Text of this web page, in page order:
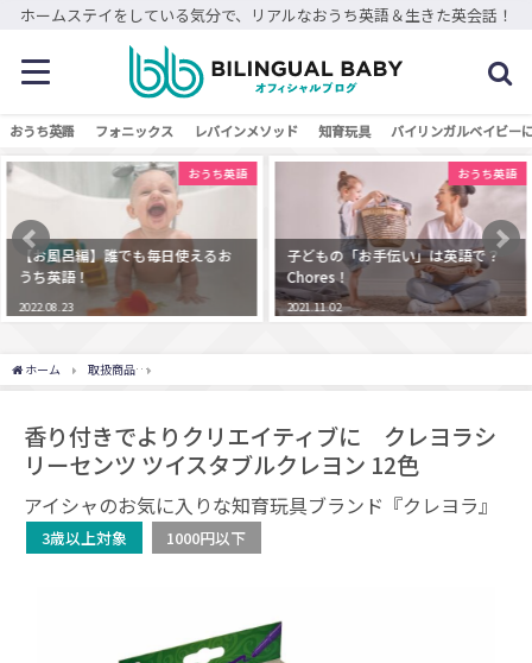
ホームステイをしている気分で、リアルなおうち英語＆生きた英会話！
おうち英語 フォニックス レバインメソッド 知育玩具 バイリンガルベイビー
おうち英語
【お風呂編】誰でも毎日使えるお
うち英語！
2022.08.23
おうち英語
子どもの「お手伝い」は英語で？
Chores！
2021.11.02
ホーム 取扱商品
香り付きでよりクリエイティブに クレヨラシ
リーセンツ ツイスタブルクレヨン 12色
アイシャのお気に入りな知育玩具ブランド『クレヨラ』
3歳以上対象 1000円以下